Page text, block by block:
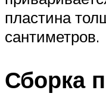
пластина
сантиметров.
Сборка